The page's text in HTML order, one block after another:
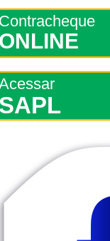
Contracheque
ONLINE
SAPL